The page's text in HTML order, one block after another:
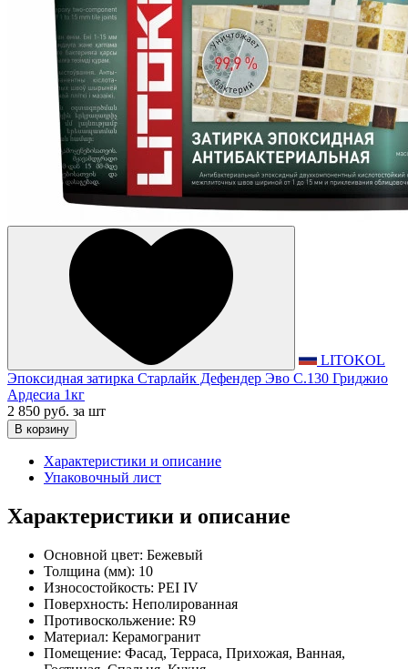
LITOKOL
Эпоксидная затирка Старлайк Дефендер Эво С.130 Гриджио
Ардесиа 1кг
2 850 руб. за шт
В корзину
Характеристики и описание
Упаковочный лист
Характеристики и описание
Основной цвет: Бежевый
Толщина (мм): 10
Износостойкость: PEI IV
Поверхность: Неполированная
Противоскольжение: R9
Материал: Керамогранит
Помещение: Фасад, Терраса, Прихожая, Ванная,